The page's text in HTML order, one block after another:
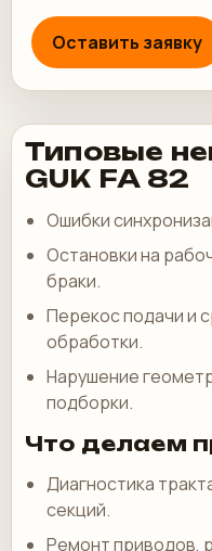
Оставить заявку
Типовые
GUK FA 82
Ошибки
Остановки на
браки.
Перекос подачи и
обработки.
Нарушение
подборки.
Что делаем
Диагностика
секций.
Ремонт приводов,